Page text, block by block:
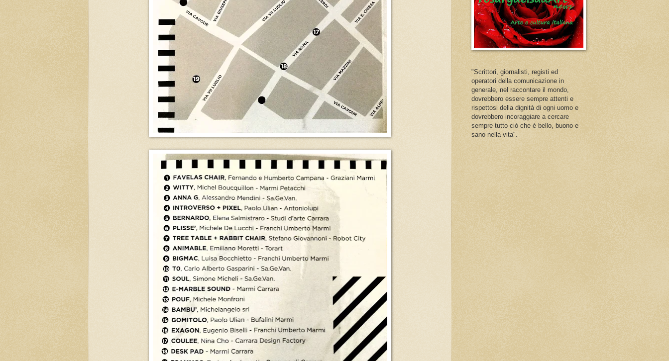
"Scrittori, giornalisti, registi ed
operatori della comunicazione in
generale, nel raccontare il mondo,
dovrebbero essere sempre attenti e
rispettosi della dignità di ogni uomo e
dovrebbero incoraggiare a cercare
sempre tutto ciò che è bello, buono e
sano nella vita".